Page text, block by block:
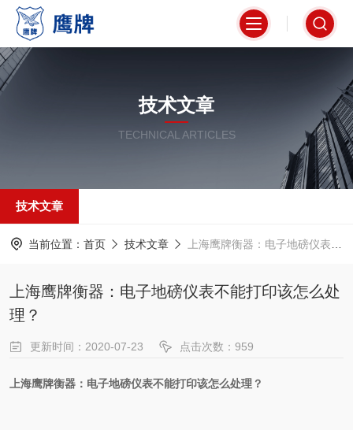
技术文章
TECHNICAL ARTICLES
技术文章
当前位置： 首页 技术文章 上海鹰牌衡器：电子地磅仪表不能打印该怎么处理？
上海鹰牌衡器：电子地磅仪表不能打印该怎么处
理？
更新时间：2020-07-23 点击次数：959
上海鹰牌衡器： 电子地磅仪表不能打印该怎么处理？